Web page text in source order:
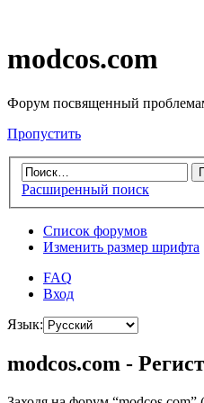
modcos.com
Форум посвященный
Пропустить
Расширенный поиск
Список форумов
Изменить размер шрифта
FAQ
Вход
Язык:
modcos.com -